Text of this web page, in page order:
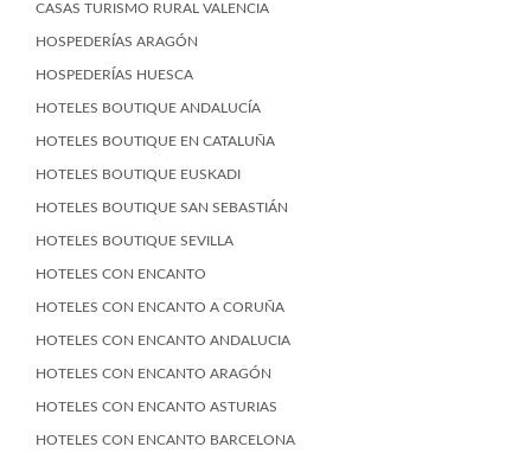
CASAS TURISMO RURAL VALENCIA
HOSPEDERÍAS ARAGÓN
HOSPEDERÍAS HUESCA
HOTELES BOUTIQUE ANDALUCÍA
HOTELES BOUTIQUE EN CATALUÑA
HOTELES BOUTIQUE EUSKADI
HOTELES BOUTIQUE SAN SEBASTIÁN
HOTELES BOUTIQUE SEVILLA
HOTELES CON ENCANTO
HOTELES CON ENCANTO A CORUÑA
HOTELES CON ENCANTO ANDALUCIA
HOTELES CON ENCANTO ARAGÓN
HOTELES CON ENCANTO ASTURIAS
HOTELES CON ENCANTO BARCELONA